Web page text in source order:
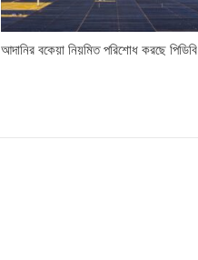
আদানির বকেয়া নিয়মিত পরিশোধ করছে পিডিবি